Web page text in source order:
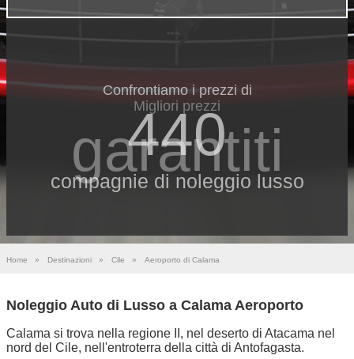
Confrontiamo i prezzi di
440
compagnie di noleggio lusso
Migliori prezzi
garantiti
Home » Destinazioni » Cile » Aeroporto di Calama
Noleggio Auto di Lusso a Calama Aeroporto
Calama si trova nella regione II, nel deserto di Atacama nel
nord del Cile, nell'entroterra della città di Antofagasta.